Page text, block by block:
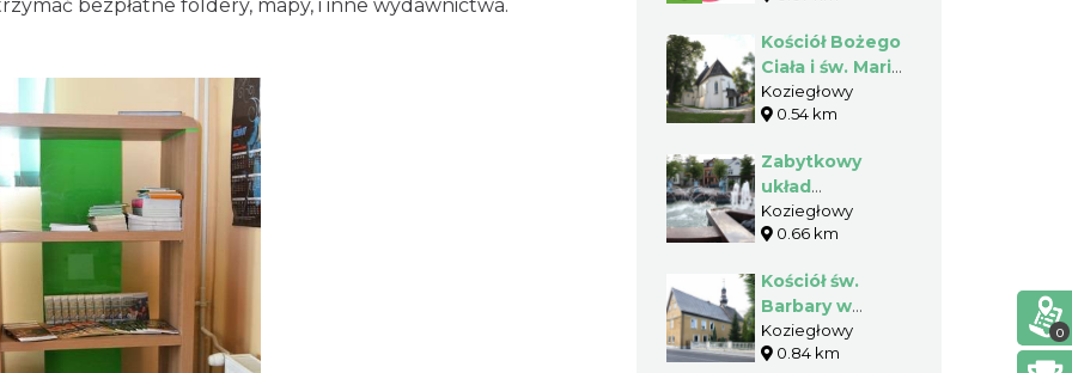
bezpłatne foldery, mapy, i inne wydawnictwa.
Kościół Bożego
Ciała i św. Marii
Magdaleny w
Koziegłowach
Koziegłowy
0.54 km
Zabytkowy
układ
urbanistyczny
Koziegłów
Koziegłowy
0.66 km
Kościół św.
Barbary w
Koziegłowach
Koziegłowy
0.84 km
0